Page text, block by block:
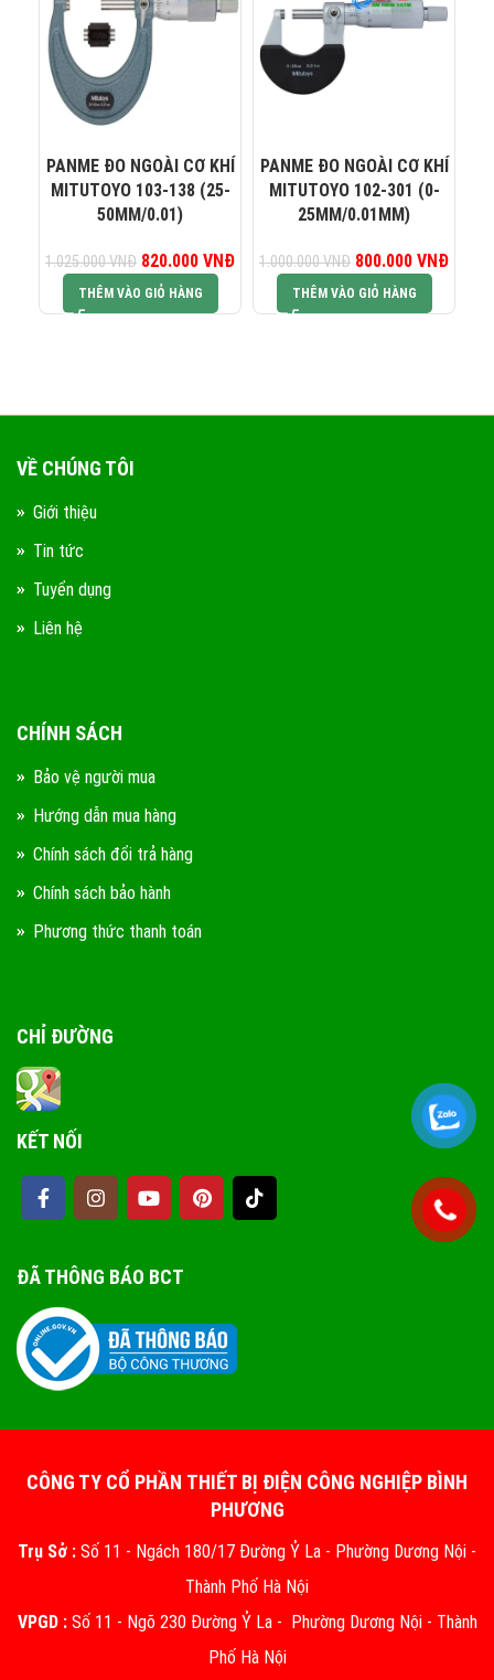
PANME ĐO NGOÀI CƠ KHÍ
MITUTOYO 103-138 (25-
50MM/0.01)
1.025.000VNĐ
Giá gốc là:
1.025.000 VNĐ.
820.000 VNĐ Giá hiện tại là:
820.000 VNĐ.
THÊM VÀO GIỎ HÀNG
PANME ĐO NGOÀI CƠ KHÍ
MITUTOYO 102-301 (0-
25MM/0.01MM)
1.000.000VNĐ
Giá gốc là:
1.000.000 VNĐ.
800.000 VNĐ
THÊM VÀO GIỎ HÀNG
VỀ CHÚNG TÔI
Giới thiệu
Tin tức
Tuyển dụng
Liên hệ
CHÍNH SÁCH
Bảo vệ người mua
Hướng dẫn mua hàng
Chính sách đổi trả hàng
Chính sách bảo hành
Phương thức thanh toán
CHỈ ĐƯỜNG
KẾT NỐI
ĐÃ THÔNG BÁO BCT
CÔNG TY CỔ PHẦN THIẾT BỊ ĐIỆN CÔNG NGHIỆP BÌNH
PHƯƠNG
Trụ Sở : Số 11 - Ngách 180/17 Đường Ỷ La - Phường Dương Nội -
Thành Phố Hà Nội
VPGD :Số 11 - Ngõ 230 Đường Ỷ La - Phường Dương Nội - Thành
Phố Hà Nội
KINH DOANH 2: 0965 101 613
KINH DOANH 4: 0823 944 186